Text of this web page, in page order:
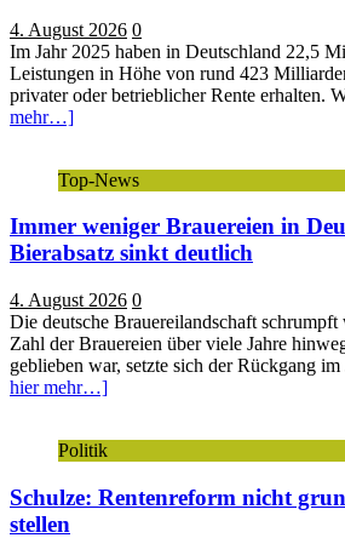
4. August 2026 0
Im Jahr 2025 haben in Deutschland 22,5
Leistungen in Höhe von rund 423
privater oder betrieblicher Rente erhalten.
mehr…]
Top-News
Immer weniger Brauereien in
Bierabsatz sinkt deutlich
4. August 2026 0
Die deutsche Brauereilandschaft
Zahl der Brauereien über viele Jahre
geblieben war, setzte sich der Rückgang im
hier mehr…]
Politik
Schulze: Rentenreform nicht
stellen